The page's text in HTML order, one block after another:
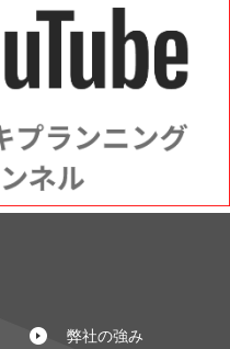
弊社の強み